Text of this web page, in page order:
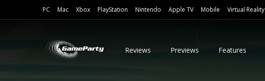
PC Mac Xbox PlayStation Nintendo Apple TV Mobile Virtual Reality
Reviews Previews Features